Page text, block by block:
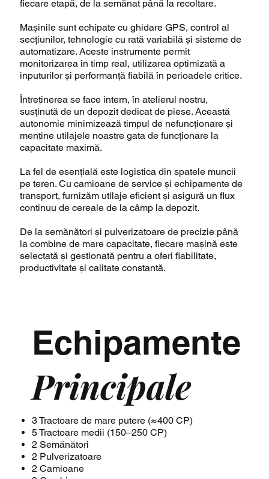
fiecare etapă, de la semănat până la recoltare.
Mașinile sunt echipate cu ghidare GPS, control al
secțiunilor, tehnologie cu rată variabilă și sisteme de
automatizare. Aceste instrumente permit
monitorizarea în timp real, utilizarea optimizată a
inputurilor și performanță fiabilă în perioadele critice.
Întreținerea se face intern, în atelierul nostru,
susținută de un depozit dedicat de piese. Această
autonomie minimizează timpul de nefuncționare și
menține utilajele noastre gata de funcționare la
capacitate maximă.
La fel de esențială este logistica din spatele muncii
pe teren. Cu camioane de service și echipamente de
transport, furnizăm utilaje eficient și asigură un flux
continuu de cereale de la câmp la depozit.
De la semănători și pulverizatoare de precizie până
la combine de mare capacitate, fiecare mașină este
selectată și gestionată pentru a oferi fiabilitate,
productivitate și calitate constantă.
Echipamente
Principale
3 Tractoare de mare putere (≈400 CP)
5 Tractoare medii (150–250 CP)
2 Semănători
2 Pulverizatoare
2 Camioane